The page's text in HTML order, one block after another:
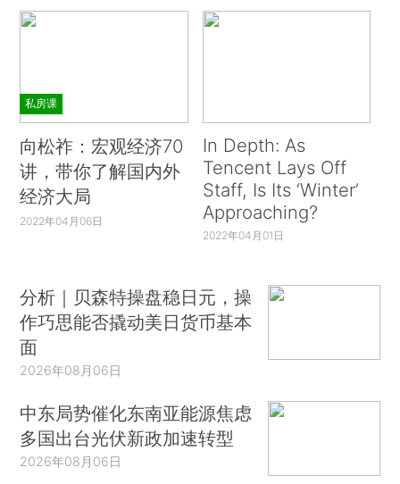
私房课
向松祚：宏观经济70
讲，带你了解国内外
经济大局
2022年04月06日
In Depth: As
Tencent Lays Off
Staff, Is Its ‘Winter’
Approaching?
2022年04月01日
分析｜贝森特操盘稳日元，操
作巧思能否撬动美日货币基本
面
2026年08月06日
中东局势催化东南亚能源焦虑
多国出台光伏新政加速转型
2026年08月06日